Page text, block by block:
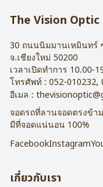
The Vision Optic
30 ถนนนิมมานเหมินทร์
จ.เชียงใหม่ 50200
เวลาเปิดทำการ 10.00-
โทรศัพท์ : 052-010232,
อีเมล :
จอดรถที่ลานจอดตรงข้า
มีที่จอดแน่นอน 100%
FacebookInstagram
เกี่ยวกับเรา